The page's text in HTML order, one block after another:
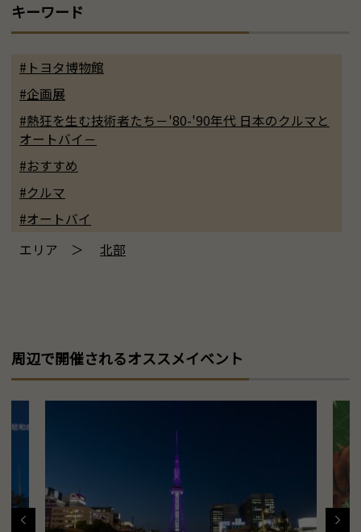
キーワード
#トヨタ博物館
#企画展
#熱狂を生む技術者たち－'80-'90年代 日本のクルマと
オートバイ－
#おすすめ
#クルマ
#オートバイ
エリア ＞ 北部
周辺で開催されるオススメイベント